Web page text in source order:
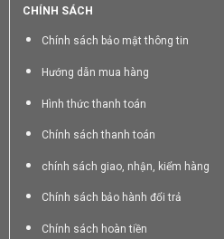
CHÍNH SÁCH
Chính sách bảo mật thông tin
Hướng dẫn mua hàng
Hình thức thanh toán
Chính sách thanh toán
chính sách giao, nhận, kiểm hàng
Chính sách bảo hành đổi trả
Chính sách hoàn tiền